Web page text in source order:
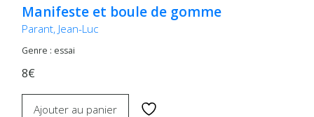
Manifeste et boule de gomme
Parant, Jean-Luc
Genre : essai
8€
Ajouter au panier